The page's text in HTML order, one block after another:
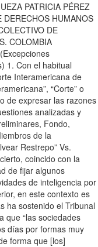
PATRICIA PÉREZ
HUMANOS
DE
COLOMBIA
1. Con el habitual
Interamericana de
“Corte” o
de expresar las razones
analizadas y
Fondo,
de la
Restrepo” Vs.
coincido con la
de fijar algunos
de inteligencia por
en este contexto es
ha sostenido el Tribunal
que “las sociedades
días por formas muy
forma que [los]